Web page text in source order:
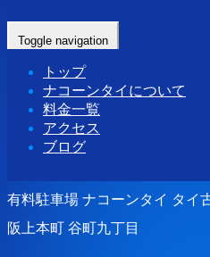
Toggle navigation
トップ
ナコーンタイについて
料金一覧
アクセス
ブログ
Home-有料駐…
有料駐車場 ナコーンタイ タイ
阪上本町 谷町九丁目